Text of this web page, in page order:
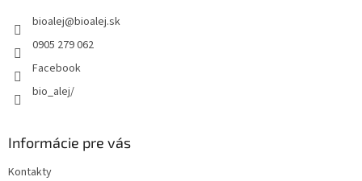
bioalej@bioalej.sk
0905 279 062
Facebook
bio_alej/
Informácie pre vás
Kontakty